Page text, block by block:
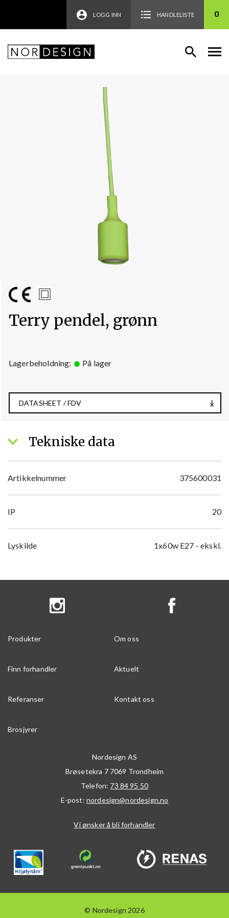
LOGG INN HANDLELISTE 0
Terry pendel, grønn
Lagerbeholdning: På lager
DATASHEET / FDV
Tekniske data
Artikkelnummer 375600031
IP 20
Lyskilde 1x60w E27 - ekskl.
Produkter Om oss
Finn forhandler Aktuelt
Referanser Kontakt oss
Brosjyrer
Nordesign AS
Brøsetekra 7 7069 Trondheim
Telefon: 73 84 95 50
E-post: nordesign@nordesign.no
Vi ønsker å bli forhandler
© Nordesign 2026